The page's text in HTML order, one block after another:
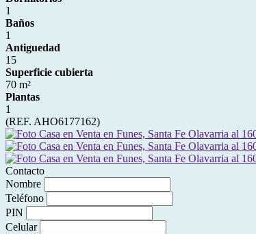
1
Baños
1
Antiguedad
15
Superficie cubierta
70 m²
Plantas
1
(REF. AHO6177162)
Contacto
Nombre
Teléfono
PIN
Celular